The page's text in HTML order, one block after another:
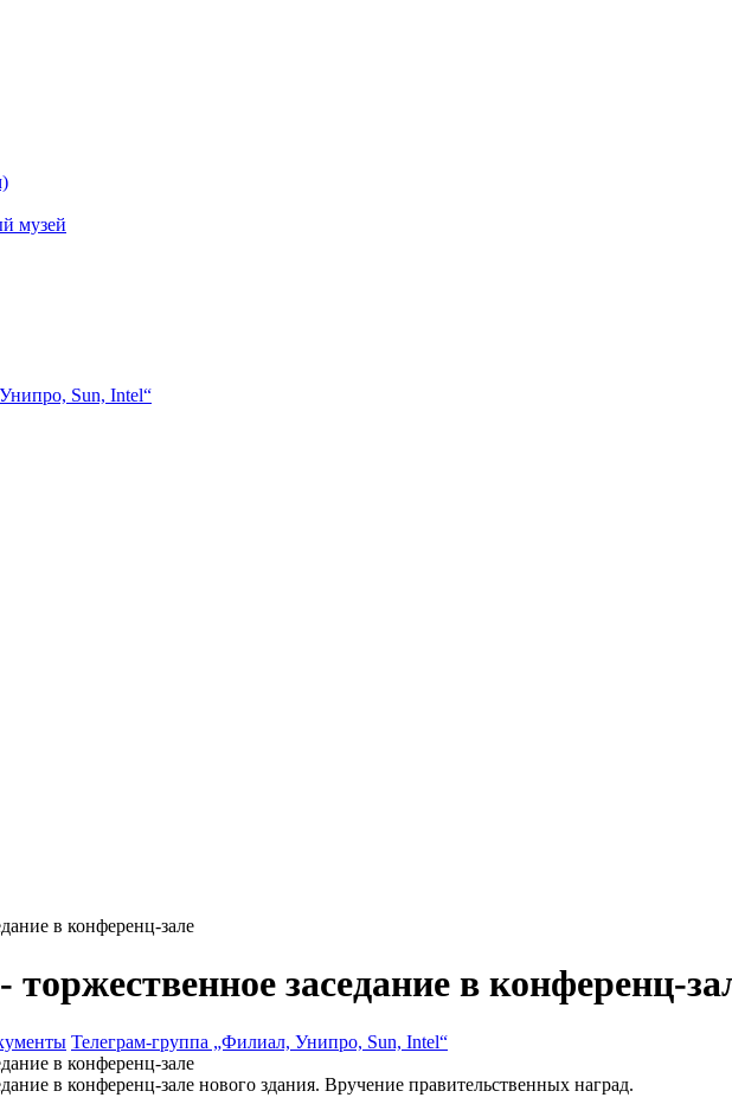
музей
Sun, Intel“
в конференц-зале
заседание в конференц-
Телеграм-группа „Филиал, Унипро, Sun, Intel“
в конференц-зале
в конференц-зале нового здания. Вручение правительственных наград.